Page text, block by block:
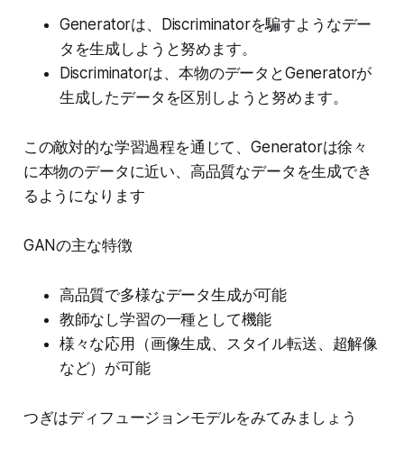
Generatorは、Discriminatorを騙すようなデー
タを生成しようと努めます。
Discriminatorは、本物のデータとGeneratorが
生成したデータを区別しようと努めます。
この敵対的な学習過程を通じて、Generatorは徐々
に本物のデータに近い、高品質なデータを生成でき
るようになります
GANの主な特徴
高品質で多様なデータ生成が可能
教師なし学習の一種として機能
様々な応用（画像生成、スタイル転送、超解像
など）が可能
つぎはディフュージョンモデルをみてみましょう